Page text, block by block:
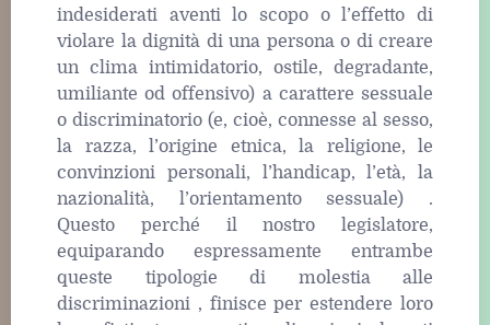
indesiderati aventi lo scopo o l’effetto di
violare la dignità di una persona o di creare
un clima intimidatorio, ostile, degradante,
umiliante od offensivo) a carattere sessuale
o discriminatorio (e, cioè, connesse al sesso,
la razza, l’origine etnica, la religione, le
convinzioni personali, l’handicap, l’età, la
nazionalità, l’orientamento sessuale) .
Questo perché il nostro legislatore,
equiparando espressamente entrambe
queste tipologie di molestia alle
discriminazioni , finisce per estendere loro